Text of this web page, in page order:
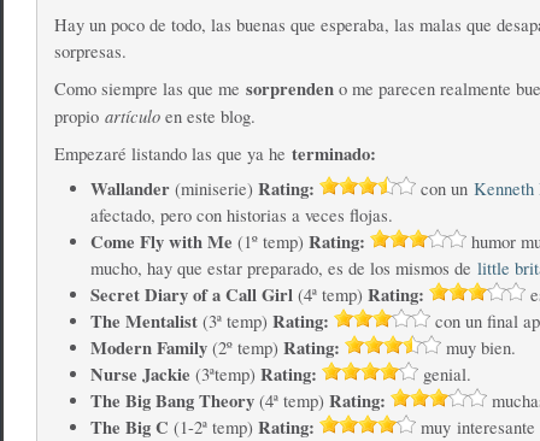
Hay un poco de todo, las buenas que esperaba, las malas que
sorpresas.
Como siempre las que me sorprendeno me parecen realmente
propio artículoen este blog.
Empezaré listando las que ya he terminado:
Wallander(miniserie) Rating: con un Kenneth
afectado, pero con historias a veces flojas.
Come Fly with Me (1º temp) Rating:
humor
mucho, hay que estar preparado, es de los mismos de little
Secret Diary of a Call Girl(4ª temp) Rating:
The Mentalist(3ª temp) Rating: con un final
Modern Family(2º temp) Rating: muy bien.
Nurse Jackie (3ªtemp) Rating: genial.
The Big Bang Theory(4ª temp) Rating:
The Big C (1-2ª temp) Rating:
muy